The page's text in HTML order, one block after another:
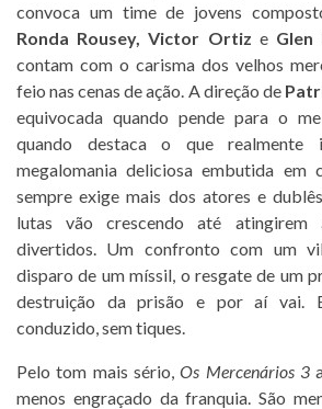
convoca um time de jovens
Ronda Rousey, Victor Ortiz eGlen
contam com o carisma dos velhos
feio nas cenas de ação. A direção de
equivocada quando pende para o
quando destaca o que realmente
megalomania deliciosa embutida em
sempre exige mais dos atores e
lutas vão crescendo até atingirem
divertidos. Um confronto com um
disparo de um míssil, o resgate de um
destruição da prisão e por aí vai.
conduzido, sem tiques.
Pelo tom mais sério,Os Mercenários 3
menos engraçado da franquia. São